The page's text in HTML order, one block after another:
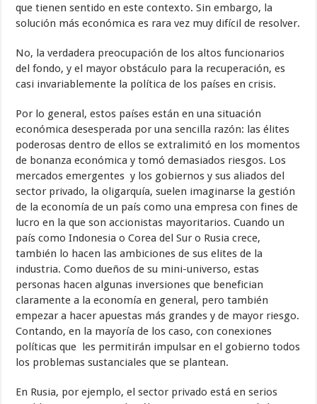
que tienen sentido en este contexto. Sin embargo, la
solución más económica es rara vez muy difícil de resolver.
No, la verdadera preocupación de los altos funcionarios
del fondo, y el mayor obstáculo para la recuperación, es
casi invariablemente la política de los países en crisis.
Por lo general, estos países están en una situación
económica desesperada por una sencilla razón: las élites
poderosas dentro de ellos se extralimitó en los momentos
de bonanza económica y tomó demasiados riesgos. Los
mercados emergentes y los gobiernos y sus aliados del
sector privado, la oligarquía, suelen imaginarse la gestión
de la economía de un país como una empresa con fines de
lucro en la que son accionistas mayoritarios. Cuando un
país como Indonesia o Corea del Sur o Rusia crece,
también lo hacen las ambiciones de sus elites de la
industria. Como dueños de su mini-universo, estas
personas hacen algunas inversiones que benefician
claramente a la economía en general, pero también
empezar a hacer apuestas más grandes y de mayor riesgo.
Contando, en la mayoría de los caso, con conexiones
políticas que les permitirán impulsar en el gobierno todos
los problemas sustanciales que se plantean.
En Rusia, por ejemplo, el sector privado está en serios